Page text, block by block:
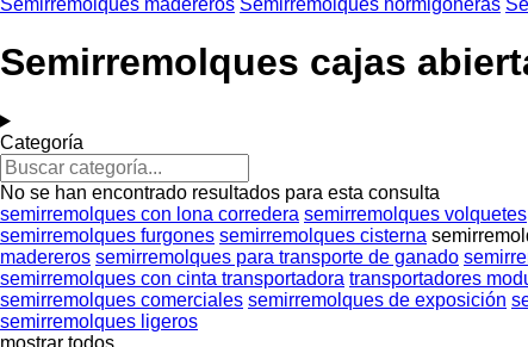
Semirremolques madereros Semirremolques hormigoneras
Semirremolques cajas
Categoría
No se han encontrado resultados para esta consulta
semirremolques con lona corredera semirremolques volquetes
semirremolques furgones semirremolques cisterna
madereros semirremolques para transporte de ganado
semirremolques con cinta transportadora transportadores
semirremolques comerciales semirremolques de exposición
semirremolques ligeros
mostrar todos